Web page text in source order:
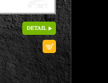
DETAIL